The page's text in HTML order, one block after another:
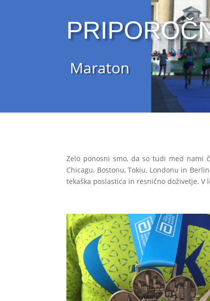
Maraton
Zelo ponosni smo, da so tudi med nami
Chicagu, Bostonu, Tokiu, Londonu in
tekaška poslastica in resnično doživetje.